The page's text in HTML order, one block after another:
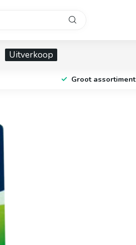
Uitverkoop
Groot assortiment